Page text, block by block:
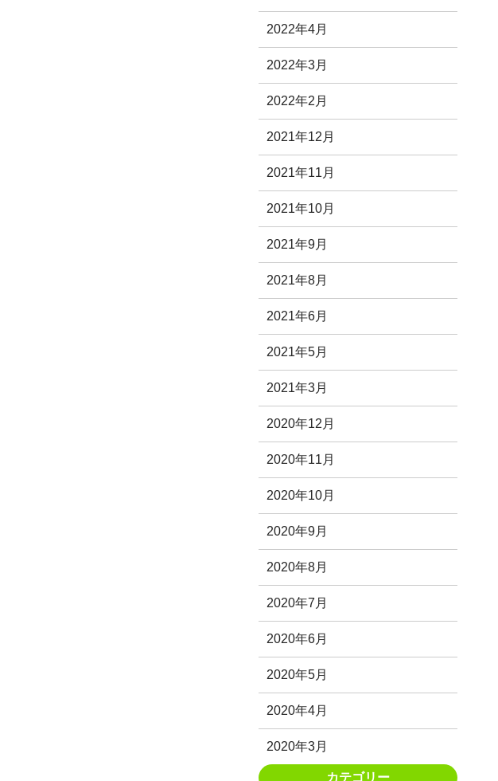
2022年4月
2022年3月
2022年2月
2021年12月
2021年11月
2021年10月
2021年9月
2021年8月
2021年6月
2021年5月
2021年3月
2020年12月
2020年11月
2020年10月
2020年9月
2020年8月
2020年7月
2020年6月
2020年5月
2020年4月
2020年3月
カテゴリー